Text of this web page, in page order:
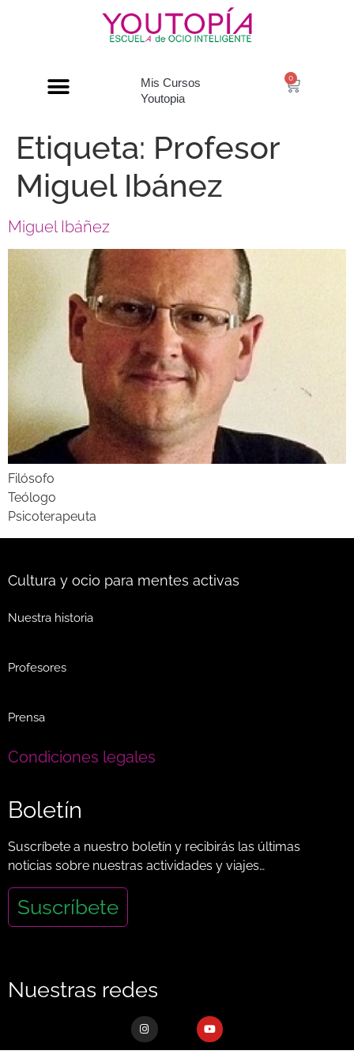
Mis Cursos
Youtopia
0
Etiqueta: Profesor
Miguel Ibánez
Miguel Ibáñez
Filósofo
Teólogo
Psicoterapeuta
Cultura y ocio para mentes activas
Nuestra historia
Profesores
Prensa
Condiciones legales
Boletín
Suscríbete a nuestro boletín y recibirás las últimas
noticias sobre nuestras actividades y viajes…
Suscríbete
Nuestras redes